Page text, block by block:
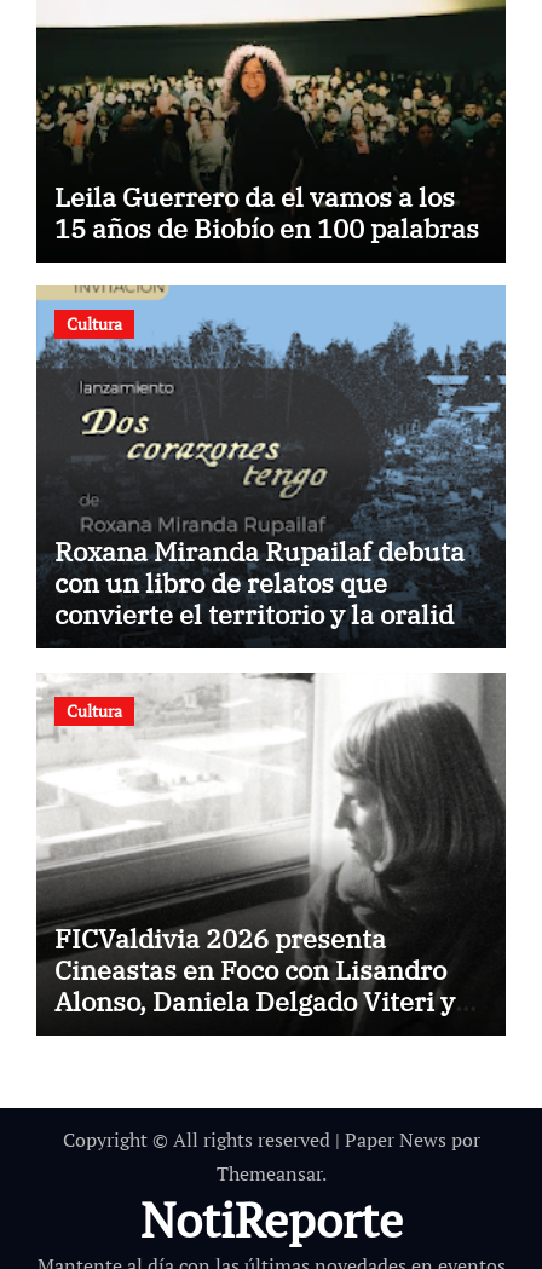
Leila Guerrero da el vamos a los
15 años de Biobío en 100 palabras
Cultura
Roxana Miranda Rupailaf debuta
con un libro de relatos que
convierte el territorio y la oralidad
en literatura
Cultura
FICValdivia 2026 presenta
Cineastas en Foco con Lisandro
Alonso, Daniela Delgado Viteri y
Rose Lowder
Copyright © All rights reserved | Paper News por
Themeansar.
NotiReporte